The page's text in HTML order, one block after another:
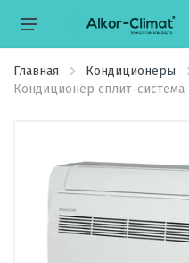
Главная Кондиционеры
Кондиционер сплит-система